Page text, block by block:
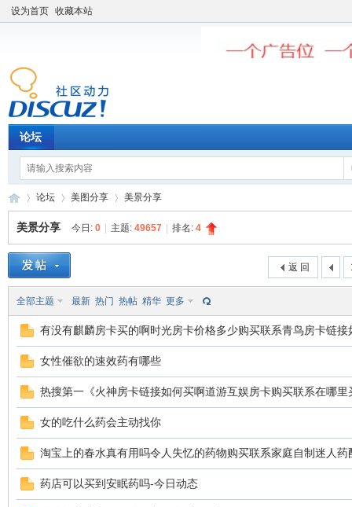
设为首页 收藏本站
论坛
»
论坛
›
美图分享 美景分享
美景分享 今日: 0 主题: 49657 排名: 4
返 回
全部主题 最新 热门 热帖 精华 更多
有没有麒麟房卡买的啊时光房卡价格多少购买联系青鸟房卡链接
女性催欲的速效药有哪些
热搜第一《火神房卡链接如何买啊道游互娱房卡购买联系在哪
女的吃什么药会主动找你
淘宝上的春水真有用吗令人失忆的药物购买联系家庭自制迷人药
药店可以买到安眠药吗-今日动态